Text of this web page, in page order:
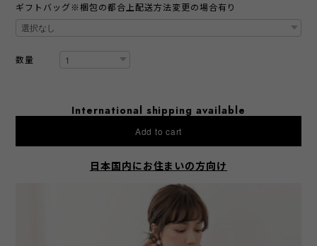
ギフトバッグ※梱包の都合上配送方法変更の場合有り
数量
International shipping available
Add to cart
日本国内にお住まいの方向け